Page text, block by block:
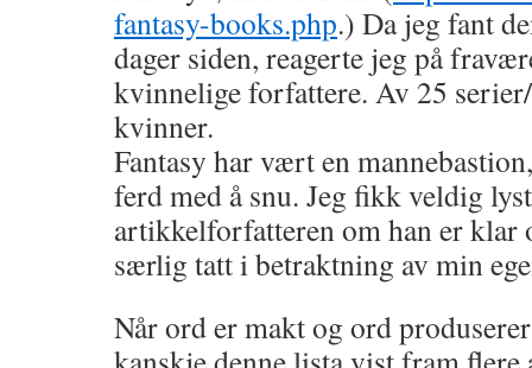
fantasy-books.php.) Da jeg fant
dager siden, reagerte jeg på
kvinnelige forfattere. Av 25
kvinner.
Fantasy har vært en
ferd med å snu. Jeg fikk veldig
artikkelforfatteren om han er klar
særlig tatt i betraktning av min
Når ord er makt og ord